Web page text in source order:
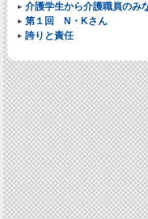
介護学生から介護職員のみ
第１回 N・Kさん
誇りと責任